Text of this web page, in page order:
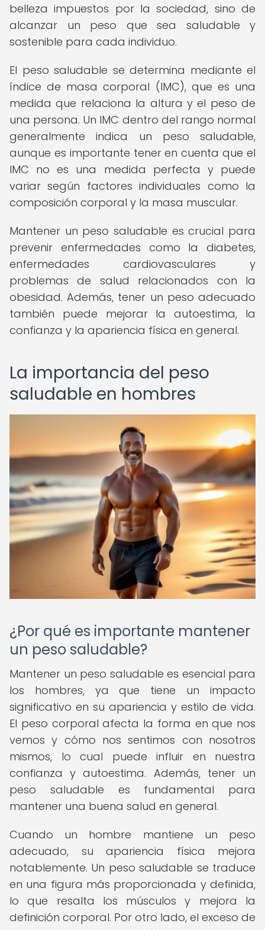
belleza impuestos por la sociedad, sino de
alcanzar un peso que sea saludable y
sostenible para cada individuo.
El peso saludable se determina mediante el
índice de masa corporal (IMC), que es una
medida que relaciona la altura y el peso de
una persona. Un IMC dentro del rango normal
generalmente indica un peso saludable,
aunque es importante tener en cuenta que el
IMC no es una medida perfecta y puede
variar según factores individuales como la
composición corporal y la masa muscular.
Mantener un peso saludable es crucial para
prevenir enfermedades como la diabetes,
enfermedades cardiovasculares y
problemas de salud relacionados con la
obesidad. Además, tener un peso adecuado
también puede mejorar la autoestima, la
confianza y la apariencia física en general.
La importancia del peso
saludable en hombres
¿Por qué es importante mantener
un peso saludable?
Mantener un peso saludable es esencial para
los hombres, ya que tiene un impacto
significativo en su apariencia y estilo de vida.
El peso corporal afecta la forma en que nos
vemos y cómo nos sentimos con nosotros
mismos, lo cual puede influir en nuestra
confianza y autoestima. Además, tener un
peso saludable es fundamental para
mantener una buena salud en general.
Cuando un hombre mantiene un peso
adecuado, su apariencia física mejora
notablemente. Un peso saludable se traduce
en una figura más proporcionada y definida,
lo que resalta los músculos y mejora la
definición corporal. Por otro lado, el exceso de